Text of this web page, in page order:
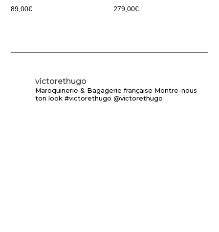
89,00€ 279,00€
victorethugo
Maroquinerie & Bagagerie française Montre-nous
ton look #victorethugo @victorethugo